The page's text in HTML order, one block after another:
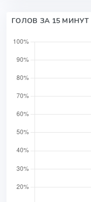
ГОЛОВ ЗА 15 МИНУТ